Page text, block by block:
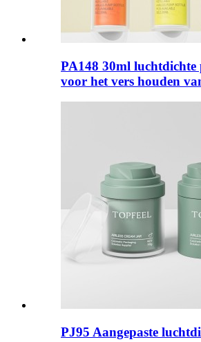
PA148 30ml luchtdichte
voor het vers houden
PJ95 Aangepaste